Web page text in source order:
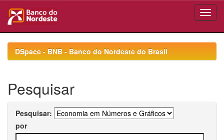
navigationDSpace - BNB - Banco do Nordeste do Brasil
Pesquisar
Pesquisar:
por